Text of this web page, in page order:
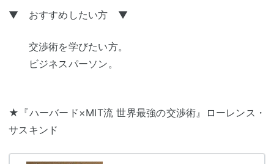
▼ おすすめしたい方 ▼
交渉術を学びたい方。
ビジネスパーソン。
★『ハーバード×MIT流 世界最強の交渉術』ローレンス・
サスキンド